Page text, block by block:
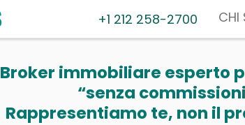
+1 212 258-2700 CHI
Broker immobiliare esperto
“senza
Rappresentiamo te, non il